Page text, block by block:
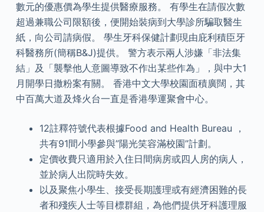
數元的優惠價為學生提供醫療服務。 有學生在請假次數
超過兼職公司限額後，便開始裝病到大學診所騙取醫生
紙，向公司請病假。 學生牙科保健計劃現由庇利積臣牙
科醫務所(簡稱B&J)提供。 警方表示兩人涉嫌「非法集
結」及「襲擊他人意圖導致不作出某些作為」，與中大1
月開學日撒粉案有關。 香港中文大學校園面積廣闊，其
中百萬大道及烽火台一直是香港學運聚會中心。
12註釋符號代表根據Food and Health Bureau ，
共有91間小學參與”陽光笑容滿校園”計劃。
定價收費只適用於入住日間病房或四人房的病人，
並於病人出院時失效。
以及聚焦小學生、接受長期護理或有經濟困難的長
者和殘疾人士等目標群組，為他們提供牙科護理服